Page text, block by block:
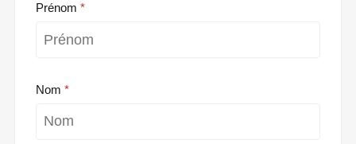
Prénom
Nom